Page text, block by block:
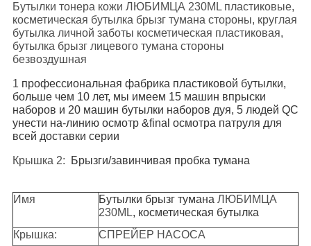
Бутылки тонера кожи ЛЮБИМЦА 230ML пластиковые,
косметическая бутылка брызг тумана стороны, круглая
бутылка личной заботы косметическая пластиковая,
бутылка брызг лицевого тумана стороны
безвоздушная
1 профессиональная фабрика пластиковой бутылки,
больше чем 10 лет, мы имеем 15 машин впрыски
наборов и 20 машин бутылки наборов дуя, 5 людей QC
унести на-линию осмотр &final осмотра патруля для
всей доставки серии
Крышка 2: Брызги/завинчивая пробка тумана
Имя Бутылки брызг туманаЛЮБИМЦА
230ML, косметическая бутылка
Крышка:
СПРЕЙЕР НАСОСА